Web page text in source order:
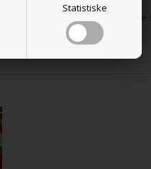
Statistiske
i mange forskellige farver.